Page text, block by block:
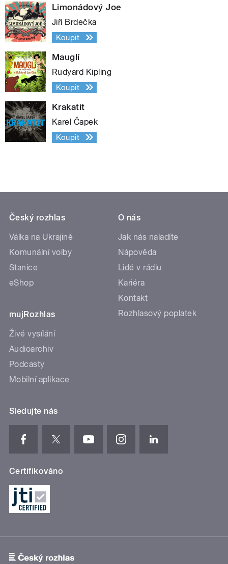
Limonádový Joe
Jiří Brdečka
Koupit
Mauglí
Rudyard Kipling
Koupit
Krakatit
Karel Čapek
Koupit
Český rozhlas
Válka na Ukrajině
Komunální volby
Stanice
eShop
mujRozhlas
Živé vysílání
Audioarchiv
Podcasty
Mobilní aplikace
O nás
Jak nás naladíte
Nápověda
Lidé v rádiu
Kariéra
Kontakt
Rozhlasový poplatek
Sledujte nás
Certifikováno